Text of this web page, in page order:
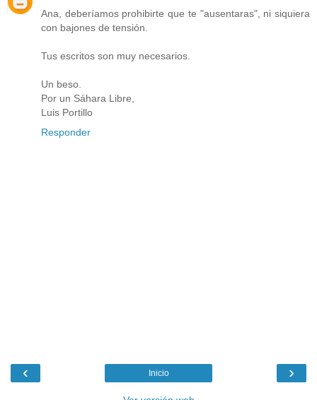
Ana, deberíamos prohibirte que te "ausentaras", ni siquiera
con bajones de tensión.
Tus escritos son muy necesarios.
Un beso.
Por un Sáhara Libre,
Luis Portillo
Responder
‹ ›
Inicio